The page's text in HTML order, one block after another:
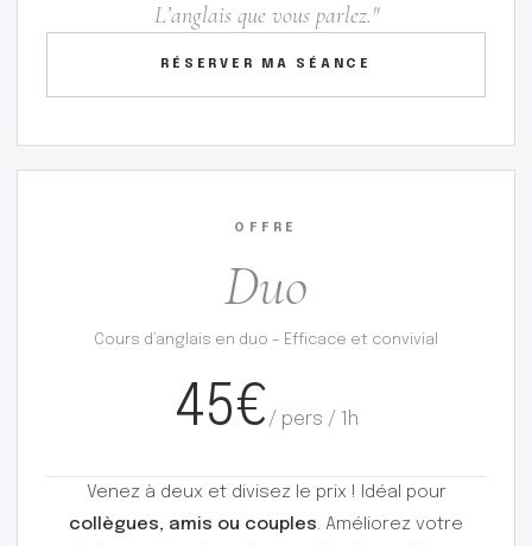
L’anglais que vous parlez."
RÉSERVER MA SÉANCE
OFFRE
Duo
Cours d’anglais en duo – Efficace et convivial
45€/ pers / 1h
Venez à deux et divisez le prix ! Idéal pour
collègues, amis ou couples. Améliorez votre